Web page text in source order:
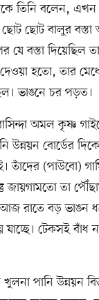
তিনি বলেন, এখন
ছোট ছোট বালুর
যে বস্তা দিয়েছিল
হতো, তার
ভাঙনে চর পড়ত।
অমল কৃষ্ণ
উন্নয়ন বোর্ডের
তাঁদের (পাউবো)
জায়গামতো তা
আজ রাতে বড় ভাঙন
যাচ্ছে। টেকসই
পানি উন্নয়ন